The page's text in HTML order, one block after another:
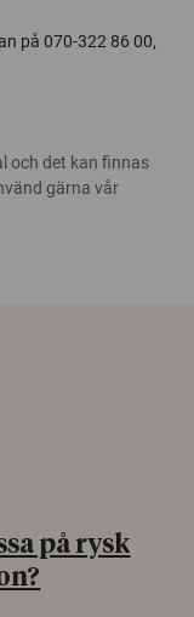
på 070-322 86 00,
och det kan finnas
gärna vår
på rysk